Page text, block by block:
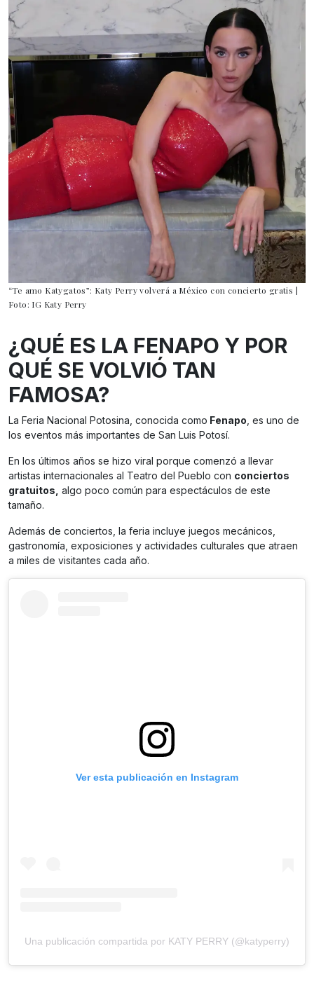
“Te amo Katygatos”: Katy Perry volverá a México con concierto gratis |
Foto: IG Katy Perry
¿QUÉ ES LA FENAPO Y POR
QUÉ SE VOLVIÓ TAN
FAMOSA?
La Feria Nacional Potosina, conocida como Fenapo , es uno de
los eventos más importantes de San Luis Potosí.
En los últimos años se hizo viral porque comenzó a llevar
artistas internacionales al Teatro del Pueblo con conciertos
gratuitos, algo poco común para espectáculos de este
tamaño.
Además de conciertos, la feria incluye juegos mecánicos,
gastronomía, exposiciones y actividades culturales que atraen
a miles de visitantes cada año.
Ver esta publicación en Instagram
Una publicación compartida por KATY PERRY (@katyperry)